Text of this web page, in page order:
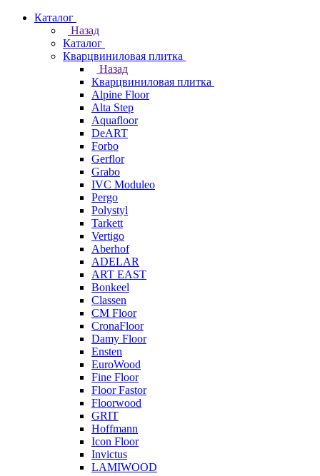
Каталог
Назад
Каталог
Кварцвиниловая плитка
Назад
Кварцвиниловая плитка
Alpine Floor
Alta Step
Aquafloor
DeART
Forbo
Gerflor
Grabo
IVC Moduleo
Pergo
Polystyl
Tarkett
Vertigo
Aberhof
ADELAR
ART EAST
Bonkeel
Classen
CM Floor
CronaFloor
Damy Floor
Ensten
EuroWood
Fine Floor
Floor Fastor
Floorwood
GRIT
Hoffmann
Icon Floor
Invictus
LAMIWOOD